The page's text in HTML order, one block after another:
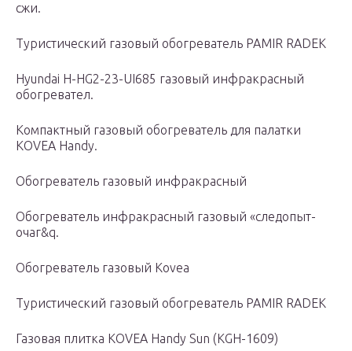
сжи.
Туристический газовый обогреватель PAMIR RADEK
Hyundai H-HG2-23-UI685 газовый инфракрасный
обогревател.
Компактный газовый обогреватель для палатки
KOVEA Handy.
Обогреватель газовый инфракрасный
Обогреватель инфракрасный газовый «следопыт-
очаг&q.
Обогреватель газовый Kovea
Туристический газовый обогреватель PAMIR RADEK
Газовая плитка KOVEA Handy Sun (KGH-1609)